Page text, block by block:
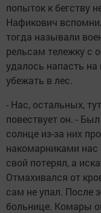
попыток к бегству
Нафикович
тогда называли
рельсам тележку с
удалось напасть
убежать в лес.
- Нас, остальных,
повествует он. -
солнце из-за них
накомарниками нас
свой потерял, а
Отмахивался от
сам не упал. После
больнице. Комары